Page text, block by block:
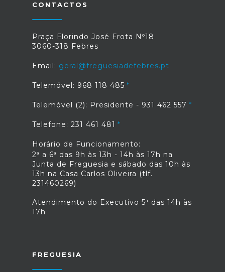
CONTACTOS
Praça Florindo José Frota Nº18
3060-318 Febres
Email: geral@freguesiadefebres.pt
Telemóvel: 968 118 485
Telemóvel (2): Presidente - 931 462 557
Telefone: 231 461 481
Horário de Funcionamento:
2ª a 6ª das 9h às 13h - 14h às 17h na
Junta de Freguesia e sábado das 10h às
13h na Casa Carlos Oliveira (tlf.
231460269)
Atendimento do Executivo 5ª das 14h às
17h
FREGUESIA